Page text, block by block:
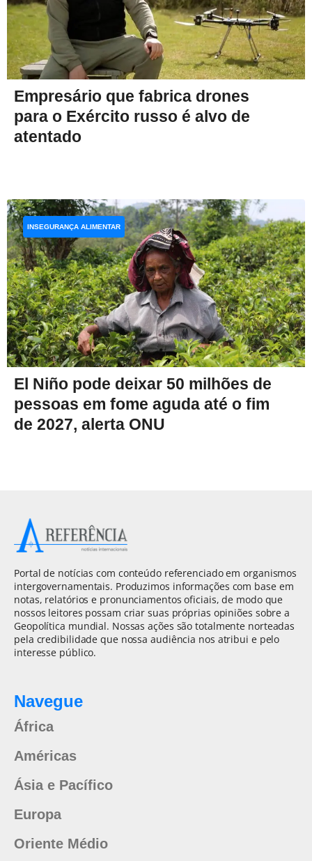
Empresário que fabrica drones
para o Exército russo é alvo de
atentado
El Niño pode deixar 50 milhões de
pessoas em fome aguda até o fim
de 2027, alerta ONU
INSEGURANÇA ALIMENTAR
Portal de notícias com conteúdo referenciado em organismos
intergovernamentais. Produzimos informações com base em
notas, relatórios e pronunciamentos oficiais, de modo que
nossos leitores possam criar suas próprias opiniões sobre a
Geopolítica mundial. Nossas ações são totalmente norteadas
pela credibilidade que nossa audiência nos atribui e pelo
interesse público.
Navegue
África
Américas
Ásia e Pacífico
Europa
Oriente Médio